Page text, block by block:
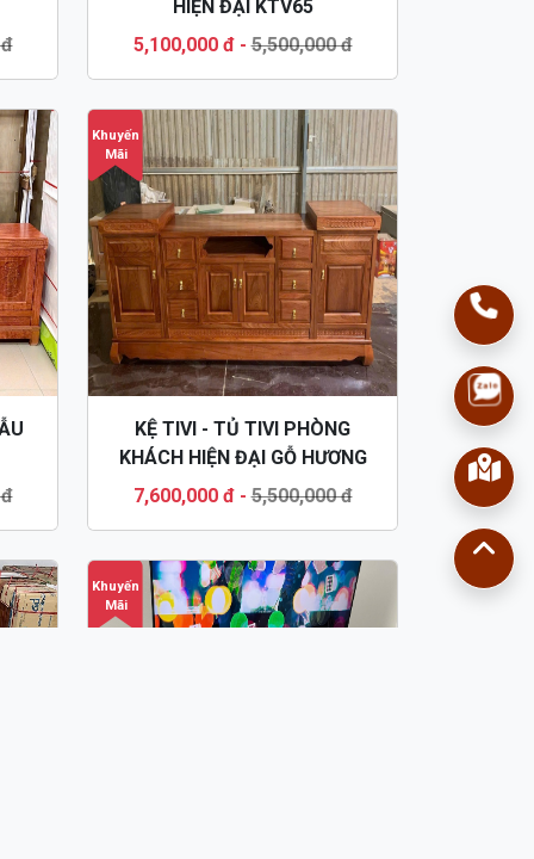
HIỆN ĐẠI KTV65
5,100,000 đ-5,500,000 đ
Khuyến
Mãi
KỆ TIVI - TỦ TIVI PHÒNG
KHÁCH HIỆN ĐẠI GỖ HƯƠNG
ĐÁ KTV54
7,600,000 đ-5,500,000 đ
Khuyến
Mãi